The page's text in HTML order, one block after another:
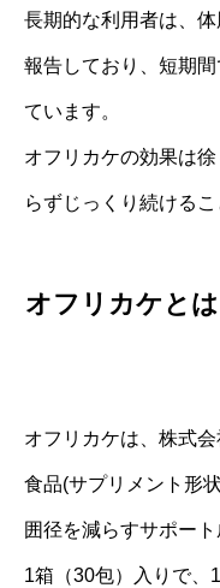
長期的な利用者は、
報告しており、短期
ています。
オフリカケの効果は
らずじっくり続けるこ
オフリカケと
オフリカケは、株式
食品(サプリメント形
囲径を減らすサポー
1箱（30包）入りで、